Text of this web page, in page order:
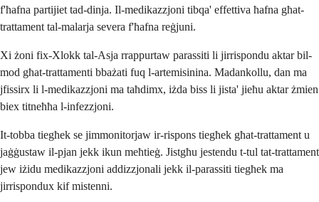
f'ħafna partijiet tad-dinja. Il-medikazzjoni tibqa' effettiva ħafna għat-
trattament tal-malarja severa f'ħafna reġjuni.
Xi żoni fix-Xlokk tal-Asja rrappurtaw parassiti li jirrispondu aktar bil-
mod għat-trattamenti bbażati fuq l-artemisinina. Madankollu, dan ma
jfissirx li l-medikazzjoni ma taħdimx, iżda biss li jista' jieħu aktar żmien
biex titneħħa l-infezzjoni.
It-tobba tiegħek se jimmonitorjaw ir-rispons tiegħek għat-trattament u
jaġġustaw il-pjan jekk ikun meħtieġ. Jistgħu jestendu t-tul tat-trattament
jew iżidu medikazzjoni addizzjonali jekk il-parassiti tiegħek ma
jirrispondux kif mistenni.